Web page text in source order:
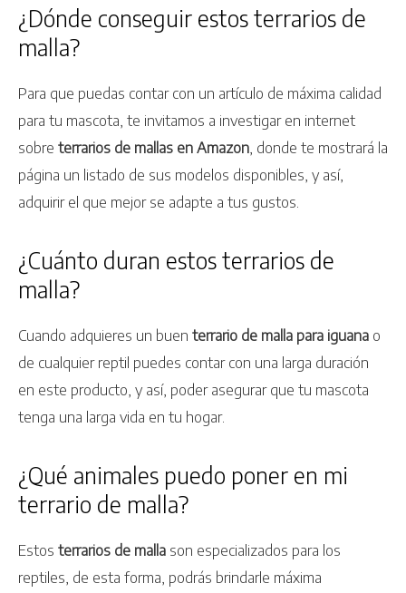
¿Dónde conseguir estos terrarios de
malla?
Para que puedas contar con un artículo de máxima calidad
para tu mascota, te invitamos a investigar en internet
sobre terrarios de mallas en Amazon , donde te mostrará la
página un listado de sus modelos disponibles, y así,
adquirir el que mejor se adapte a tus gustos.
¿Cuánto duran estos terrarios de
malla?
Cuando adquieres un buen terrario de malla para iguana o
de cualquier reptil puedes contar con una larga duración
en este producto, y así, poder asegurar que tu mascota
tenga una larga vida en tu hogar.
¿Qué animales puedo poner en mi
terrario de malla?
Estos terrarios de malla son especializados para los
reptiles, de esta forma, podrás brindarle máxima